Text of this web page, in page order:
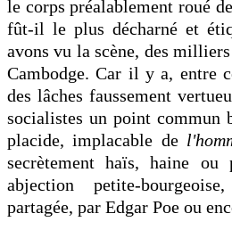
le corps préalablement roué
fût-il le plus décharné et
avons vu la scène, des
Cambodge. Car il y a, entre
des lâches faussement
socialistes un point commun
placide, implacable de
secrètement haïs, haine
abjection petite-
partagée, par Edgar Poe ou